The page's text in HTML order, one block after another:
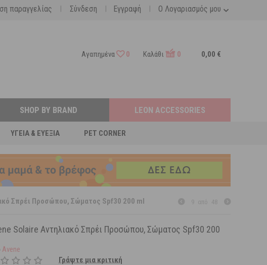
Ο Λογαριασμός μου
παραγγελίας | Σύνδεση | Εγγραφή |
Αγαπημένα 0 Καλάθι 0 0,00 €
ΥΓΕΊΑ & ΕΥΕΞΊΑ PET CORNER
SHOP BY BRAND LEON ACCESSORIES
Σπρέι Προσώπου, Σώματος Spf30 200 ml
Solaire Αντηλιακό Σπρέι Προσώπου, Σώματος Spf30 200
Avene
Γράψτε μια κριτική